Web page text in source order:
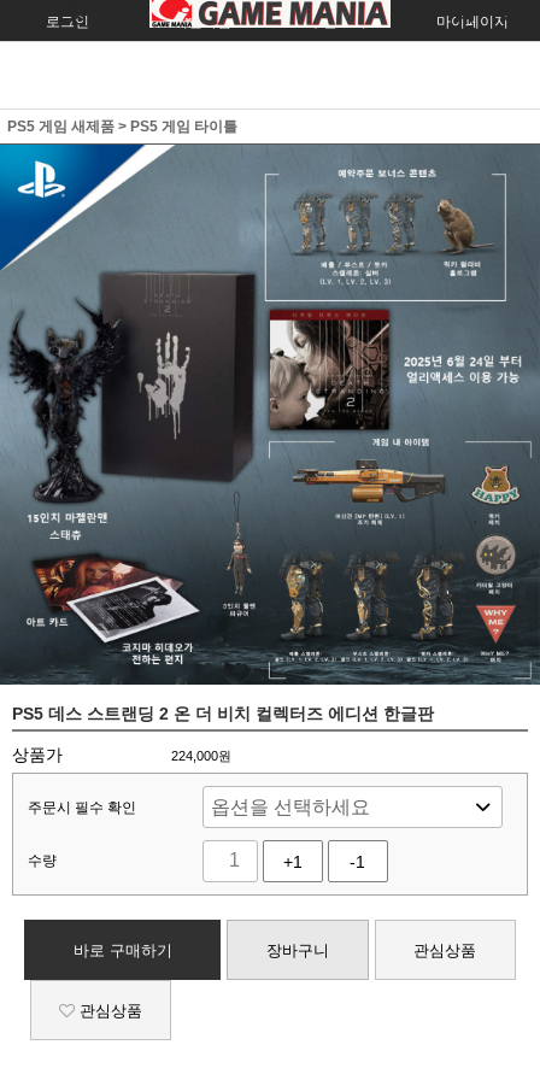
로그인 회원가입 주문조회 마이페이지
PS5 게임 새제품 > PS5 게임 타이틀
PS5 데스 스트랜딩 2 온 더 비치 컬렉터즈 에디션 한글판
상품가 224,000원
주문시 필수 확인
수량 +1 -1
바로 구매하기 장바구니 관심상품
관심상품